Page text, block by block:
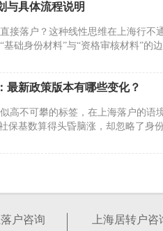
与具体流程说明
接落户？这种线性思维在上海行不
础身份材料”与“资格审核材料”的
最新政策版本有哪些变化？
高不可攀的标签，在上海落户的语
保基数算得头昏脑涨，却忽略了身
拿到户口，这种想法在实操中经常
户咨询 上海居转户咨